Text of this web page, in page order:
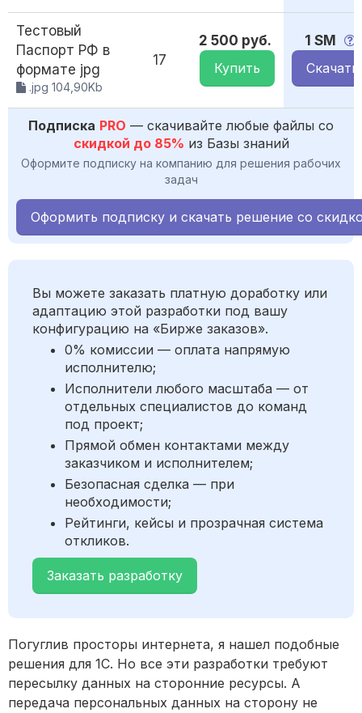
Тестовый
Паспорт РФ в
формате jpg
.jpg 104,90Kb
17
2 500 руб.
Купить
1 SM
Скачать
Подписка PRO — скачивайте любые файлы со
скидкой до 85% из Базы знаний
Оформите подписку на компанию для решения рабочих
задач
Оформить подписку и скачать решение со
Вы можете заказать платную доработку или
адаптацию этой разработки под вашу
конфигурацию на «Бирже заказов».
0% комиссии — оплата напрямую
исполнителю;
Исполнители любого масштаба — от
отдельных специалистов до команд
под проект;
Прямой обмен контактами между
заказчиком и исполнителем;
Безопасная сделка — при
необходимости;
Рейтинги, кейсы и прозрачная система
откликов.
Заказать разработку
Погуглив просторы интернета, я нашел подобные
решения для 1С. Но все эти разработки требуют
пересылку данных на сторонние ресурсы. А
передача персональных данных на сторону не